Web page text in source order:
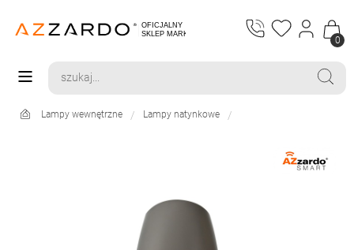
0
Lampy wewnętrzne Lampy natynkowe